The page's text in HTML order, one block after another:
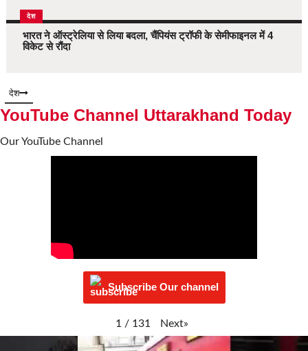
देश
भारत ने ऑस्ट्रेलिया से लिया बदला, चैंपियंस ट्रॉफी के सेमीफाइनल में 4
विकेट से रौंदा
देश
YouTube Channel Uttarakhand Today
Our YouTube Channel
Subscribe Our channel
1 / 131 Next»